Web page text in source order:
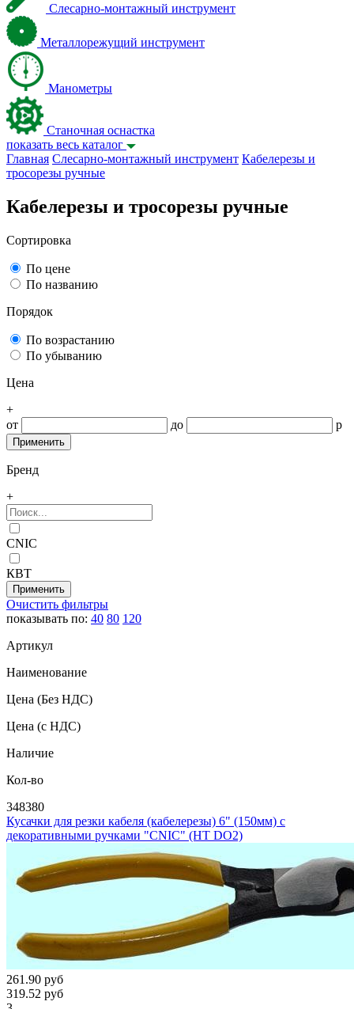
Слесарно-монтажный инструмент
Металлорежущий инструмент
Манометры
Станочная оснастка
показать весь каталог
Главная Слесарно-монтажный инструмент Кабелерезы и
тросорезы ручные
Кабелерезы и тросорезы ручные
Сортировка
По цене
По названию
Порядок
По возрастанию
По убыванию
Цена
+
от
до р
Бренд
+
CNIC
КВТ
Очистить фильтры
показывать по: 40 80 120
Артикул
Наименование
Цена (Без НДС)
Цена (с НДС)
Наличие
Кол-во
348380
Кусачки для резки кабеля (кабелерезы) 6" (150мм) с
декоративными ручками "CNIC" (HT DO2)
261.90 руб
319.52 руб